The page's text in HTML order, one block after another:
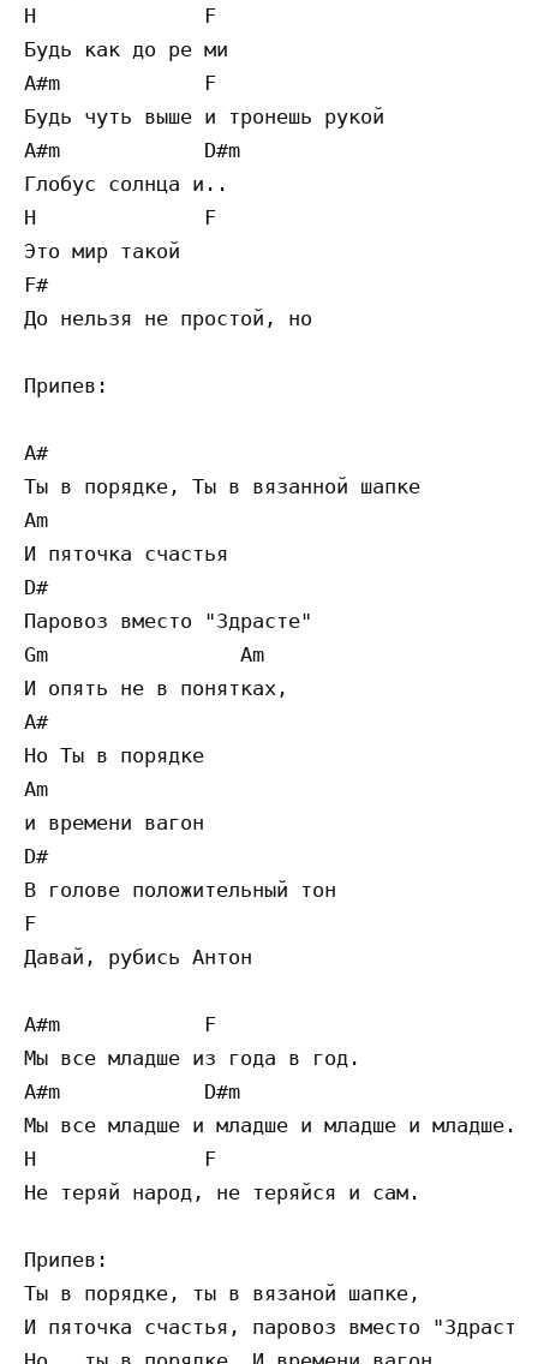
H              F
Будь как до ре ми
A#m            F
Будь чуть выше и тронешь рукой
A#m            D#m
Глобус солнца и..
H              F
Это мир такой
F#
До нельзя не простой, но
Припев:
A#
Ты в порядке, Ты в вязанной шапке
Am
И пяточка счастья
D#
Паровоз вместо "Здрасте"
Gm                Am
И опять не в понятках,
A#
Но Ты в порядке
Am
и времени вагон
D#
В голове положительный тон
F
Давай, рубись Антон
A#m            F
Мы все младше из года в год.
A#m            D#m
Мы все младше и младше и младше и младше..
H              F
Не теряй народ, не теряйся и сам.
Припев:
Ты в порядке, ты в вязаной шапке,
И пяточка счастья, паровоз вместо